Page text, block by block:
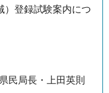
）登録試験案内につ
民局長・上田英則